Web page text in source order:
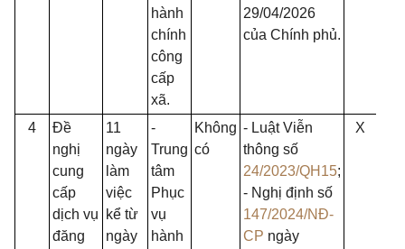
hành
chính
công
cấp
xã.
29/04/2026
của Chính phủ.
4
Đề
nghị
cung
cấp
dịch vụ
đăng
11
ngày
làm
việc
kể từ
ngày
-
Trung
tâm
Phục
vụ
hành
Không
có
- Luật Viễn
thông số
24/2023/QH15;
- Nghị định số
147/2024/NĐ-
CP ngày
X